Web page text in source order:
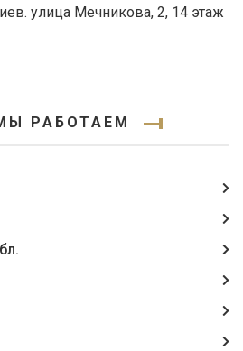
улица Мечникова, 2, 14 этаж
РАБОТАЕМ